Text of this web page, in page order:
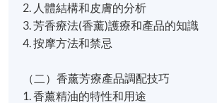
2. 人體結構和皮膚的分析
3. 芳香療法(香薰)護療和產品的知識
4. 按摩方法和禁忌
（二）香薰芳療產品調配技巧
1. 香薰精油的特性和用途